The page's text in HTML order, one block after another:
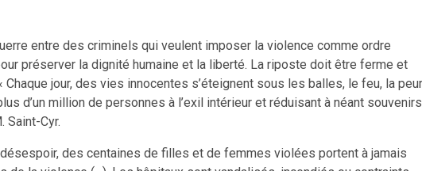
entre des criminels qui veulent imposer la violence comme ordre
préserver la dignité humaine et la liberté. La riposte doit être ferme et
Chaque jour, des vies innocentes s’éteignent sous les balles, le feu, la
d’un million de personnes à l’exil intérieur et réduisant à néant
Saint-Cyr.
des centaines de filles et de femmes violées portent à jamais